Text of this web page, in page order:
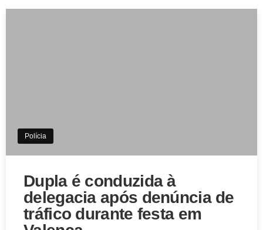
Polícia
Dupla é conduzida à
delegacia após denúncia de
tráfico durante festa em